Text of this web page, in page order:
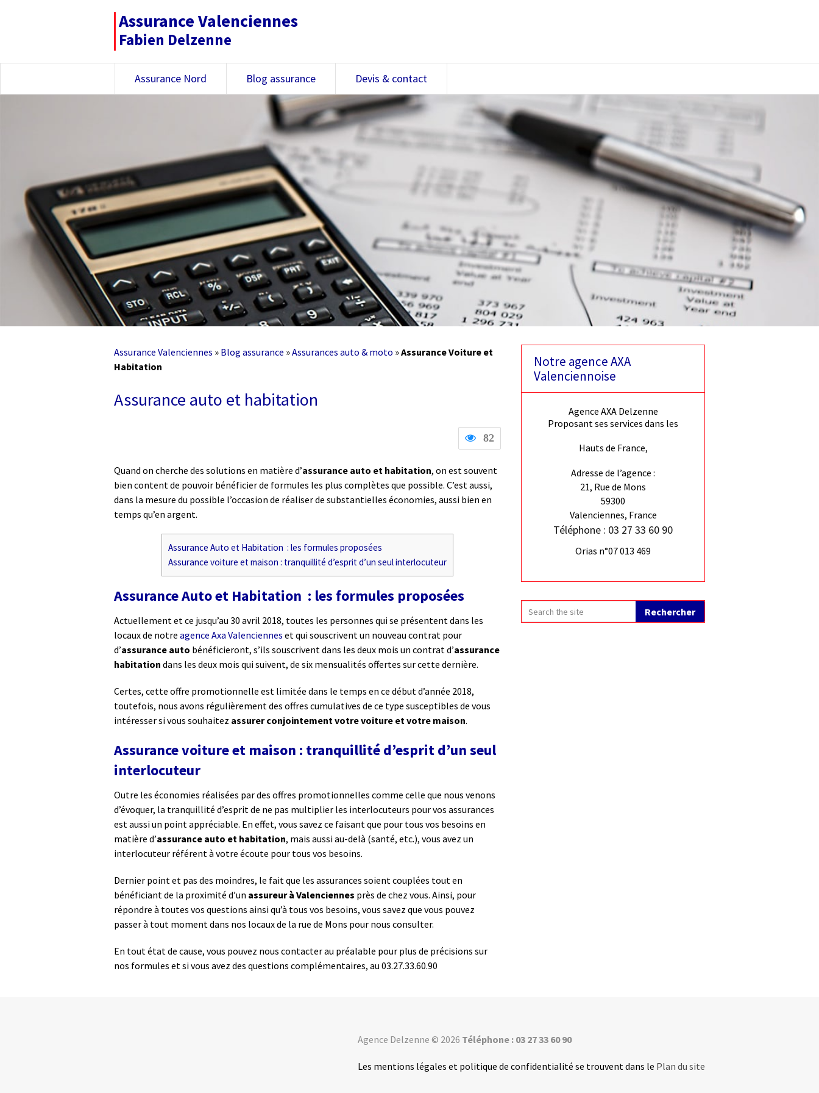
Assurance Valenciennes
Fabien Delzenne
Assurance Nord Blog assurance Devis & contact
Assurance Valenciennes » Blog assurance »Assurances auto & moto »Assurance Voiture et
Habitation
Assurance auto et habitation
82
Quand on cherche des solutions en matière d’assurance auto et habitation, on est souvent
bien content de pouvoir bénéficier de formules les plus complètes que possible. C’est aussi,
dans la mesure du possible l’occasion de réaliser de substantielles économies, aussi bien en
temps qu’en argent.
Assurance Auto et Habitation : les formules proposées
Assurance voiture et maison : tranquillité d’esprit d’un seul interlocuteur
Assurance Auto et Habitation : les formules proposées
Actuellement et ce jusqu’au 30 avril 2018, toutes les personnes qui se présentent dans les
locaux de notre agence Axa Valenciennes et qui souscrivent un nouveau contrat pour
d’assurance auto bénéficieront, s’ils souscrivent dans les deux mois un contrat d’assurance
habitation dans les deux mois qui suivent, de six mensualités offertes sur cette dernière.
Certes, cette offre promotionnelle est limitée dans le temps en ce début d’année 2018,
toutefois, nous avons régulièrement des offres cumulatives de ce type susceptibles de vous
intéresser si vous souhaitez assurer conjointement votre voiture et votre maison.
Assurance voiture et maison : tranquillité d’esprit d’un seul
interlocuteur
Outre les économies réalisées par des offres promotionnelles comme celle que nous venons
d’évoquer, la tranquillité d’esprit de ne pas multiplier les interlocuteurs pour vos assurances
est aussi un point appréciable. En effet, vous savez ce faisant que pour tous vos besoins en
matière d’assurance auto et habitation, mais aussi au-delà (santé, etc.), vous avez un
interlocuteur référent à votre écoute pour tous vos besoins.
Dernier point et pas des moindres, le fait que les assurances soient couplées tout en
bénéficiant de la proximité d’un assureur à Valenciennes près de chez vous. Ainsi, pour
répondre à toutes vos questions ainsi qu’à tous vos besoins, vous savez que vous pouvez
passer à tout moment dans nos locaux de la rue de Mons pour nous consulter.
En tout état de cause, vous pouvez nous contacter au préalable pour plus de précisions sur
nos formules et si vous avez des questions complémentaires, au 03.27.33.60.90
Notre agence AXA
Valenciennoise
Agence AXA Delzenne
Proposant ses services dans les
Hauts de France,
Adresse de l’agence :
21, Rue de Mons
59300
Valenciennes, France
Téléphone : 03 27 33 60 90
Orias n°07 013 469
Rechercher
Agence Delzenne © 2026 Téléphone : 03 27 33 60 90
Les mentions légales et politique de confidentialité se trouvent dans le Plan du site